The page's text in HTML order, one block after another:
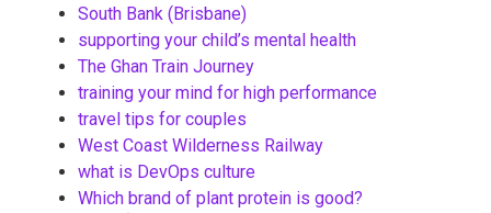
South Bank (Brisbane)
supporting your child’s mental health
The Ghan Train Journey
training your mind for high performance
travel tips for couples
West Coast Wilderness Railway
what is DevOps culture
Which brand of plant protein is good?